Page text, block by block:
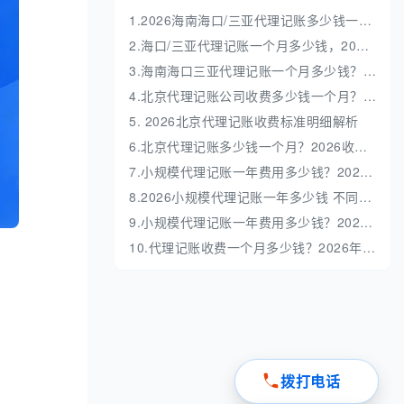
1.2026海南海口/三亚代理记账多少钱一年？收费标准全解析
2.海口/三亚代理记账一个月多少钱，2026 收费标准明细解析
3.海南海口三亚代理记账一个月多少钱？收费标准解析
4.北京代理记账公司收费多少钱一个月？收费标准深度解析
5. 2026北京代理记账收费标准明细解析
6.北京代理记账多少钱一个月？2026收费标准全解析
7.小规模代理记账一年费用多少钱？2026最新价格表与避坑指南
8.2026小规模代理记账一年多少钱 不同业务量收费明细
9.小规模代理记账一年费用多少钱？2026最新收费标准全解析
10.代理记账收费一个月多少钱？2026年最新收费标准与避坑指南
拨打电话